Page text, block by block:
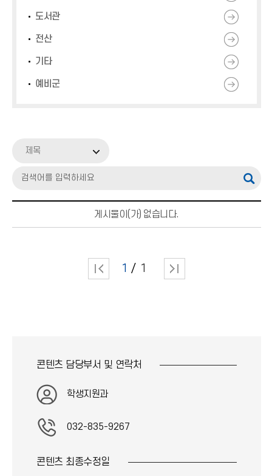
도서관
전산
기타
예비군
제목
게시물이(가) 없습니다.
1 1
콘텐츠 담당부서 및 연락처
학생지원과
032-835-9267
콘텐츠 최종수정일